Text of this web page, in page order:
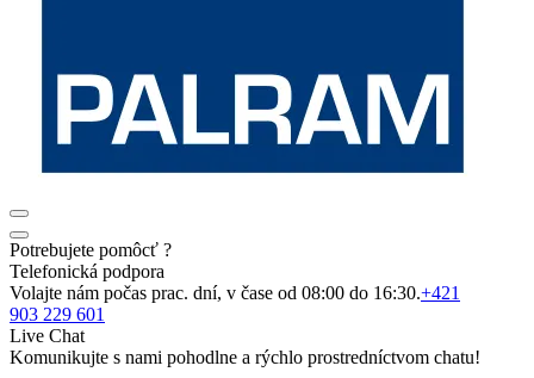
Potrebujete pomôcť ?
Telefonická podpora
Volajte nám počas prac. dní, v čase od 08:00 do 16:30.+421
903 229 601
Live Chat
Komunikujte s nami pohodlne a rýchlo prostredníctvom chatu!